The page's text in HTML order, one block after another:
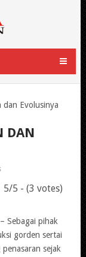
dan Evolusinya
DAN
5/5 - (3 votes)
– Sebagai pihak
gorden sertai
sejak